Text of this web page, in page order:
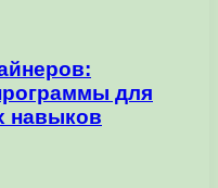
для
навыков